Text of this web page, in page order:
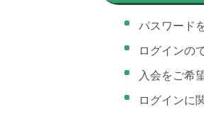
パスワード
ログインの
入会をご希
ログインに